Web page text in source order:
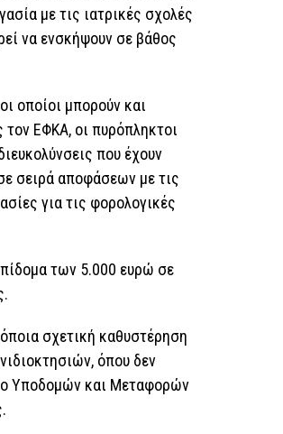
με τις ιατρικές σχολές
να ενσκήψουν σε βάθος
οποίοι μπορούν και
τον ΕΦΚΑ, οι πυρόπληκτοι
που έχουν
σειρά αποφάσεων με τις
για τις φορολογικές
των 5.000 ευρώ σε
σχετική καθυστέρηση
όπου δεν
Υποδομών και Μεταφορών